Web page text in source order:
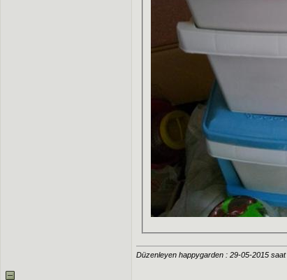
Düzenleyen happygarden : 29-05-2015 saat